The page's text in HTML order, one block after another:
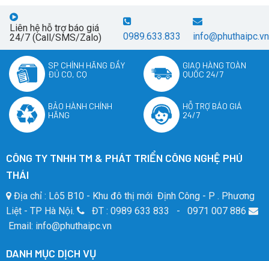
Liên hệ hỗ trợ báo giá
24/7 (Call/SMS/Zalo)
0989.633.833 info@phuthaipc.vn
SP CHÍNH HÃNG ĐẦY
ĐỦ CO, CQ
GIAO HÀNG TOÀN
QUỐC 24/7
BẢO HÀNH CHÍNH
HÃNG
HỖ TRỢ BÁO GIÁ
24/7
CÔNG TY TNHH TM & PHÁT TRIỂN CÔNG NGHỆ PHÚ
THÁI
Địa chỉ : Lô5 B10 - Khu đô thị mới Định Công - P . Phương
Liệt - TP Hà Nội.
ĐT : 0989 633 833 - 0971 007 886
Email: info@phuthaipc.vn
DANH MỤC DỊCH VỤ